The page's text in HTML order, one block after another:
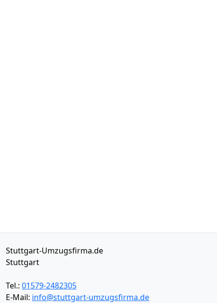
Stuttgart-Umzugsfirma.de
Stuttgart
Tel.: 01579-2482305
E-Mail: info@stuttgart-umzugsfirma.de